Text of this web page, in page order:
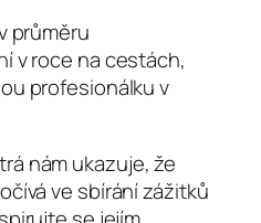
průměru
v roce na cestách,
profesionálku v
nám ukazuje, že
ve sbírání zážitků